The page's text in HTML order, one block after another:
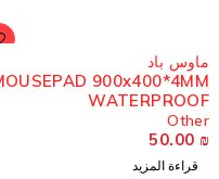
ماوس باد
MOUSEPAD 900x400*4MM
WATERPROOF
Other
50.00
قراءة المزيد